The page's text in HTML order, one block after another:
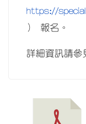
https://
） 報名。
詳細資訊請參